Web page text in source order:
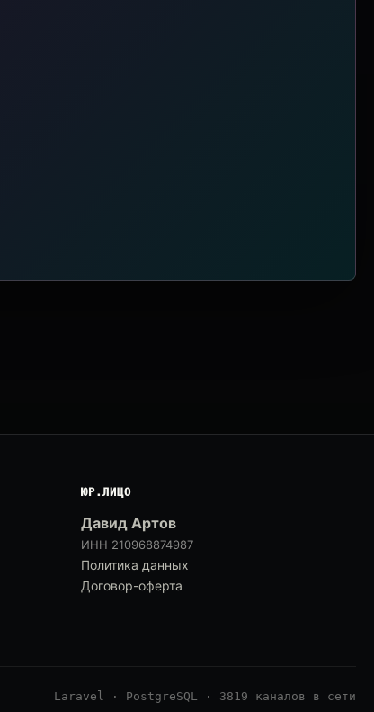
ЮР.ЛИЦО
Давид Артов
ИНН 210968874987
Политика данных
Договор-оферта
Laravel · PostgreSQL · 3819 каналов в сети